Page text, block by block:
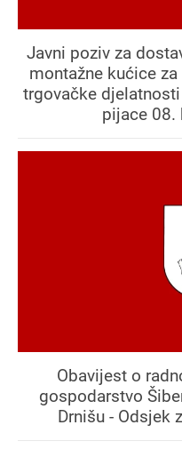
Javni poziv za
montažne kućice
trgovačke
pijace 08.
Obavijest o
gospodarstvo
Drnišu - Odsjek